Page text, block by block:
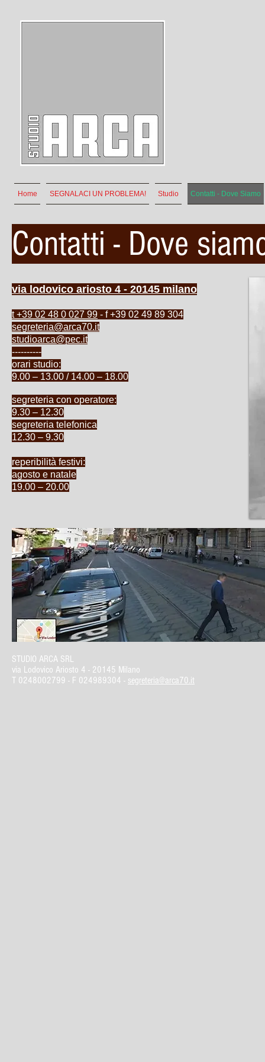
Home SEGNALACI UN PROBLEMA! Studio Contatti - Dove Siamo
Contatti - Dove
via lodovico ariosto 4 - 20145 milano
t +39 02 48 0 027 99 - f +39 02 49 89 304
segreteria@arca70.it
studioarca@pec.it
----------
orari studio:
9.00 – 13.00 / 14.00 – 18.00
segreteria con operatore:
9.30 – 12.30
segreteria telefonica
12.30 – 9.30
reperibilità festivi:
agosto e natale
19.00 – 20.00
STUDIO ARCA SRL
via Lodovico Ariosto 4 - 20145 Milano
T 0248002799 - F 024989304 - segreteria@arca70.it